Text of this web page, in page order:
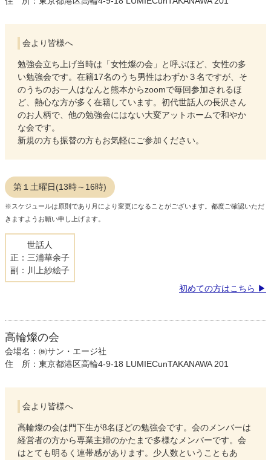
会より皆様へ
勉強会立ち上げ当時は「女性燦の会」と呼ぶほど、女性の多
い勉強会です。在籍17名のうち男性はわずか３名ですが、そ
のうちのお一人はなんと熊本からzoomで毎回参加されるほ
ど、熱心な方が多く在籍しています。初代世話人の長沢さん
のお人柄で、他の勉強会にはない大変アットホームで和やか
な会です。
新規の方も振替の方もお気軽にご参加ください。
第１土曜日(13時～16時)
※スケジュールは原則であり月により変更になることがございます。都度ご確認いただ
きますようお願い申し上げます。
世話人
正：三浦華余子
副：川上紗絵子
初めての方はこちら
高輪燦の会
会場名：㈱サン・エージ社
住 所：東京都港区高輪4-9-18 LUMIECunTAKANAWA 201
会より皆様へ
高輪燦の会は門下生が8名ほどの勉強会です。会のメンバーは
経営者の方から専業主婦のかたまで多様なメンバーです。会
はとても明るく連帯感があります。少人数ということもあ